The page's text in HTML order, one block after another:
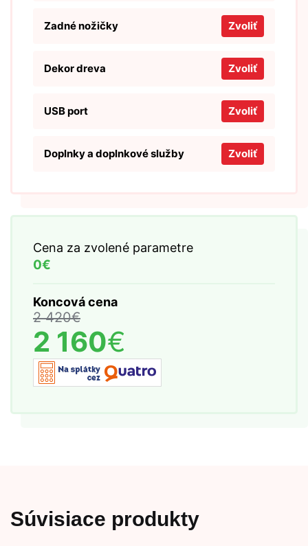
Zadné nožičky Zvoliť
Dekor dreva Zvoliť
USB port Zvoliť
Doplnky a doplnkové služby Zvoliť
Cena za zvolené parametre
0€
Koncová cena
2 420€
2 160€
Súvisiace produkty